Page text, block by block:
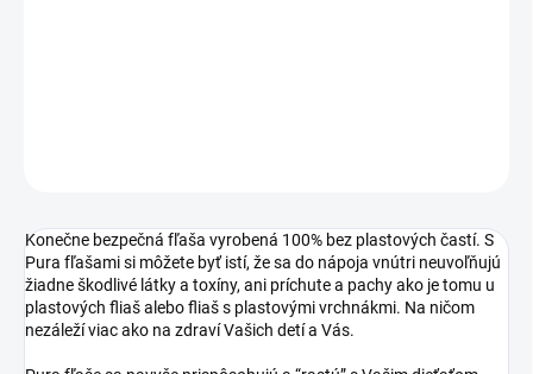
Konečne bezpečná fľaša vyrobená 100% bez plastových častí. S
Pura fľašami si môžete byť istí, že sa do nápoja vnútri neuvoľňujú
žiadne škodlivé látky a toxíny, ani príchute a pachy ako je tomu u
plastových fliaš alebo fliaš s plastovými vrchnákmi. Na ničom
nezáleží viac ako na zdraví Vašich detí a Vás.